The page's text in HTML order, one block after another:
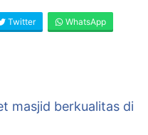
Twitter WhatsApp
masjid berkualitas di